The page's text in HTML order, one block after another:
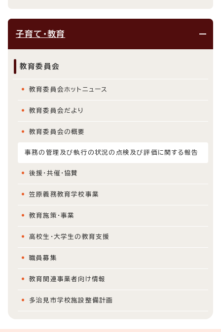
子育て・教育
教育委員会
教育委員会ホットニュース
教育委員会だより
教育委員会の概要
事務の管理及び執行の状況の点検及び評価に関する報告
後援・共催・協賛
笠原義務教育学校事業
教育施策・事業
高校生・大学生の教育支援
職員募集
教育関連事業者向け情報
多治見市学校施設整備計画